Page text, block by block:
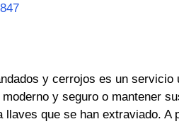
y cerrojos es un servicio
y seguro o mantener
que se han extraviado. A